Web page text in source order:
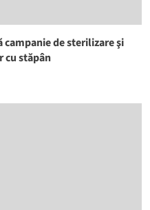
campanie de sterilizare şi
cu stăpân